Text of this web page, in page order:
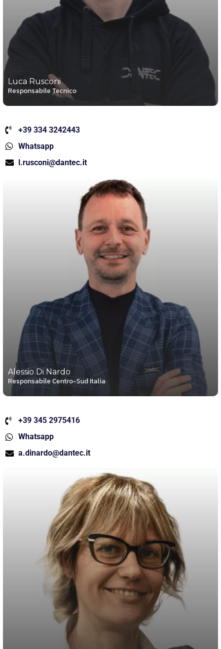
Luca Rusconi
Responsabile Tecnico
+39 334 3242443
Whatsapp
l.rusconi@dantec.it
Alessio Di Nardo
Responsabile Centro-Sud Italia
+39 345 2975416
Whatsapp
a.dinardo@dantec.it